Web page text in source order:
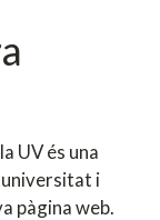
UV és una
i
pàgina web.